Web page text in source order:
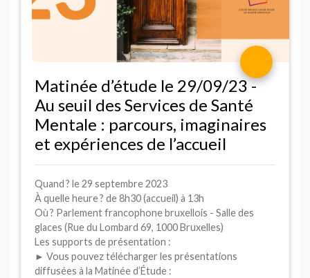
Matinée d’étude le 29/09/23 -
Au seuil des Services de Santé
Mentale : parcours, imaginaires
et expériences de l’accueil
Quand? le 29 septembre 2023
À quelle heure? de 8h30 (accueil) à 13h
Où? Parlement francophone bruxellois - Salle des
glaces (Rue du Lombard 69, 1000 Bruxelles)
Les supports de présentation :
► Vous pouvez télécharger les présentations
diffusées à la Matinée d’Étude :